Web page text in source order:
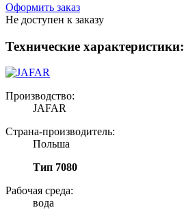
Оформить заказ
Не доступен к заказу
Технические характеристики:
Производство:
JAFAR
Страна-производитель:
Польша
Тип 7080
Рабочая среда:
вода